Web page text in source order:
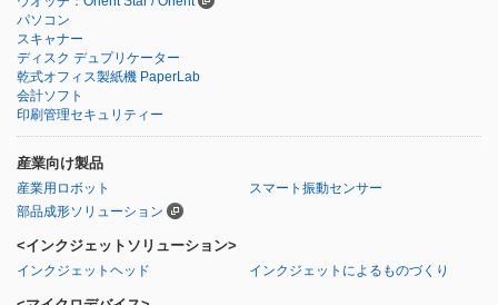
パソコン
スキャナー
ディスク デュプリケーター
乾式オフィス製紙機 PaperLab
会計ソフト
印刷管理セキュリティー
産業向け製品
産業用ロボット
スマート振動センサー
部品成形ソリューション
<インクジェットソリューション>
インクジェットヘッド インクジェットによるものづくり